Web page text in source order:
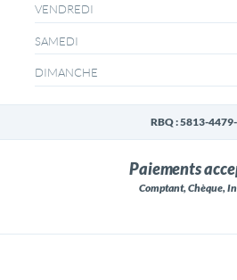
VENDREDI
SAMEDI
DIMANCHE
RBQ : 5813-
Paiements
Comptant, Chèque,